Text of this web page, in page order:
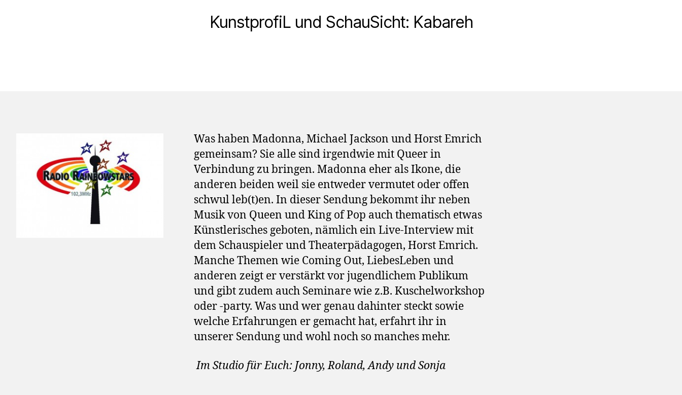
KunstprofiL und SchauSicht: Kabareh
Was haben Madonna, Michael Jackson und Horst Emrich
gemeinsam? Sie alle sind irgendwie mit Queer in
Verbindung zu bringen. Madonna eher als Ikone, die
anderen beiden weil sie entweder vermutet oder offen
schwul leb(t)en. In dieser Sendung bekommt ihr neben
Musik von Queen und King of Pop auch thematisch etwas
Künstlerisches geboten, nämlich ein Live-Interview mit
dem Schauspieler und Theaterpädagogen, Horst Emrich.
Manche Themen wie Coming Out, LiebesLeben und
anderen zeigt er verstärkt vor jugendlichem Publikum
und gibt zudem auch Seminare wie z.B. Kuschelworkshop
oder -party. Was und wer genau dahinter steckt sowie
welche Erfahrungen er gemacht hat, erfahrt ihr in
unserer Sendung und wohl noch so manches mehr.
Im Studio für Euch: Jonny, Roland, Andy und Sonja